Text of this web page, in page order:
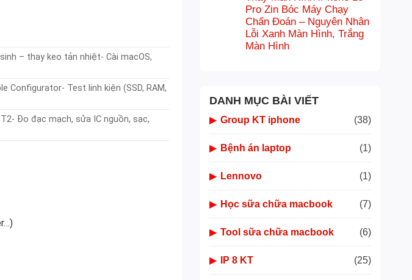
– thay keo tản nhiệt- Cài macOS,
Configurator- Test linh kiện (SSD, RAM,
Đo đạc mạch, sửa IC nguồn, sạc,
Pro Zin Bóc Máy Chạy
Chẩn Đoán – Nguyên Nhân
Lỗi Xanh Màn Hình, Trắng
Màn Hình
DANH MỤC BÀI VIẾT
▶ Group KT iphone (38)
▶ Bệnh án laptop (1)
▶ Lennovo (1)
▶ Học sữa chữa macbook (7)
▶ Tool sữa chữa macbook (6)
▶ IP 8 KT (25)